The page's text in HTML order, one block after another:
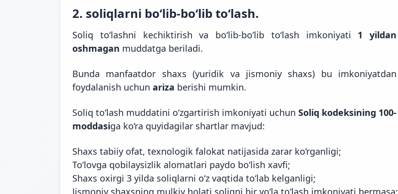
2. soliqlarni bo‘lib-bo‘lib to‘lash.
Soliq to‘lashni kechiktirish va bo‘lib-bo‘lib to‘lash imkoniyati 1 yildan
oshmagan muddatga beriladi.
Bunda manfaatdor shaxs (yuridik va jismoniy shaxs) bu imkoniyatdan
foydalanish uchun ariza berishi mumkin.
Soliq to‘lash muddatini o‘zgartirish imkoniyati uchun Soliq kodeksining 100-
moddasiga ko‘ra quyidagilar shartlar mavjud:
Shaxs tabiiy ofat, texnologik falokat natijasida zarar ko‘rganligi;
To‘lovga qobilaysizlik alomatlari paydo bo‘lish xavfi;
Shaxs oxirgi 3 yilda soliqlarni o‘z vaqtida to‘lab kelganligi;
Jismoniy shaxsning mulkiy holati soliqni bir yo‘la to‘lash imkoniyati bermasa;